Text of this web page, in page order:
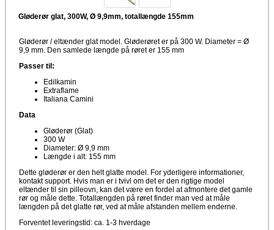
Gløderør glat, 300W, Ø 9,9mm, totallængde 155mm
Gløderør / eltænder glat model. Gløderøret er på 300 W. Diameter = Ø
9,9 mm. Den samlede længde på røret er 155 mm
Passer til:
Edilkamin
Extraflame
Italiana Camini
Data
Gløderør (Glat)
300 W
Diameter: Ø 9,9 mm
Længde i alt: 155 mm
Dette gløderør er den helt glatte model. For yderligere informationer,
kontakt support. Hvis man er i tvivl om det er den rigtige model
eltænder til sin pilleovn, kan det være en fordel at afmontere det gamle
rør og måle dette. Totallængden på røret finder man ved at måle
længden på det glatte rør, ved at måle afstanden mellem enderne.
Forventet leveringstid: ca. 1-3 hverdage